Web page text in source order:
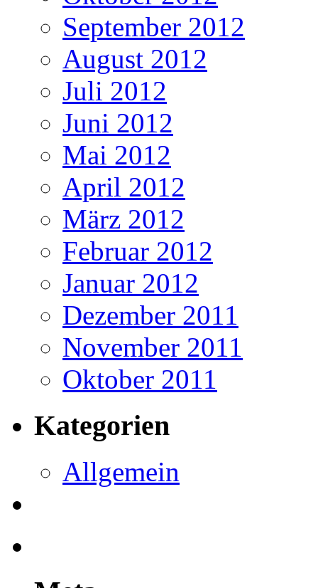
September 2012
August 2012
Juli 2012
Juni 2012
Mai 2012
April 2012
März 2012
Februar 2012
Januar 2012
Dezember 2011
November 2011
Oktober 2011
Kategorien
Allgemein